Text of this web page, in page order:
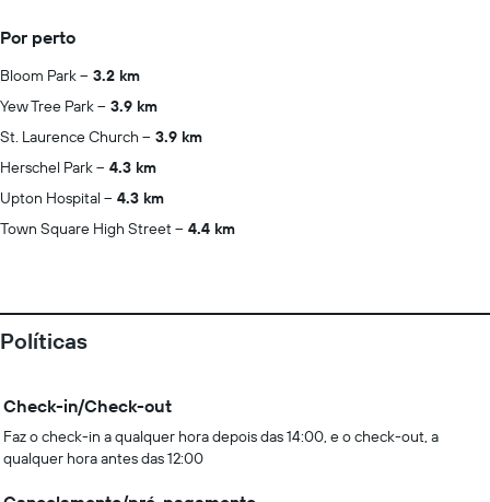
Por perto
Bloom Park
3.2 km
Yew Tree Park
3.9 km
St. Laurence Church
3.9 km
Herschel Park
4.3 km
Upton Hospital
4.3 km
Town Square High Street
4.4 km
Políticas
Check-in/Check-out
Faz o check-in a qualquer hora depois das 14:00, e o check-out, a
qualquer hora antes das 12:00